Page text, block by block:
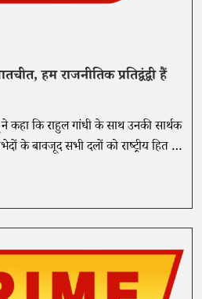
हम राजनीतिक प्रतिद्वंद्वी हैं
कहा कि राहुल गांधी के साथ उनकी सार्थक
के बावजूद सभी दलों को राष्ट्रीय हित में
चाहिए।